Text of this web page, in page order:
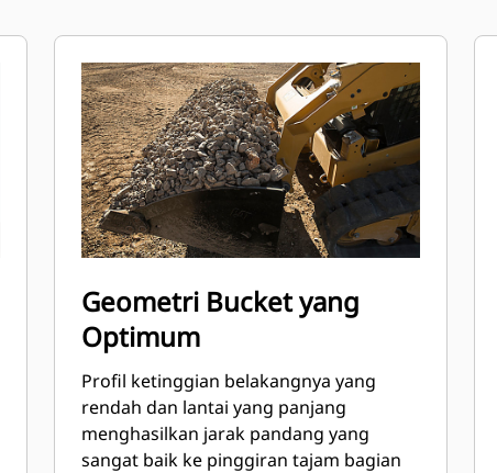
Geometri Bucket yang
Optimum
Profil ketinggian belakangnya yang
rendah dan lantai yang panjang
menghasilkan jarak pandang yang
sangat baik ke pinggiran tajam bagian